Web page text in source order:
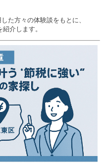
た方々の体験談をもとに、
介します。